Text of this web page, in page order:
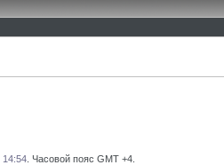
14:54 . Часовой пояс GMT +4.